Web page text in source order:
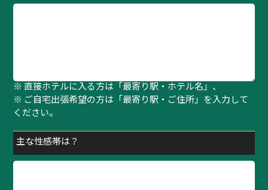
※ 直接ホテルに入る方は「最寄り駅・ホテル名」、
※ ご自宅出張希望の方は「最寄り駅・ご住所」を入力して
ください。
主な性感帯は？